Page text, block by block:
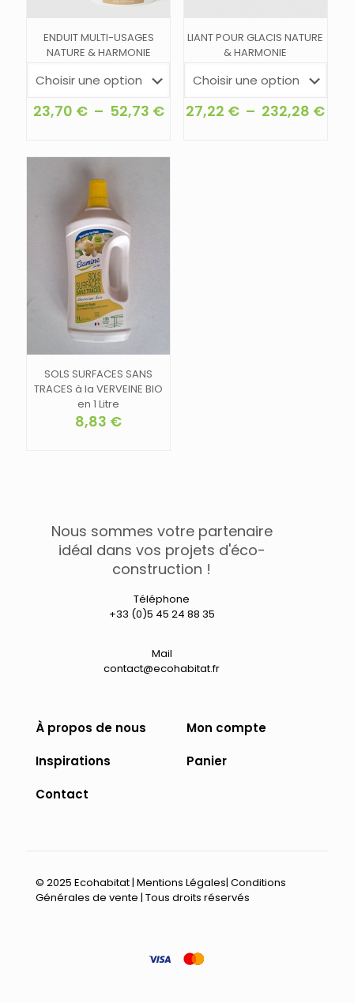
ENDUIT MULTI-USAGES
NATURE & HARMONIE
23,70 € – 52,73 €Plage
23,70 €
a
plusieurs
variations.
Les
options
peuvent
être
choisies
sur
la
page
du
produit
LIANT POUR GLACIS NATURE
& HARMONIE
27,22 € – 232,28 €
SOLS SURFACES SANS
TRACES à la VERVEINE BIO
en 1 Litre
8,83 €
Nous sommes votre partenaire
idéal dans vos projets d'éco-
construction !
Téléphone
+33 (0)5 45 24 88 35
Mail
contact@ecohabitat.fr
À propos de nous
Inspirations
Contact
Mon compte
Panier
© 2025 Ecohabitat | Mentions Légales| Conditions
Générales de vente | Tous droits réservés